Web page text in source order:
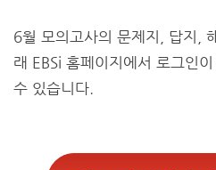
6월 모의고사의 문제지, 답지,
래 EBSi 홈페이지에서 로그인
수 있습니다.